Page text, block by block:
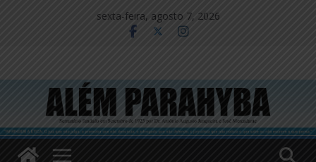
sexta-feira, agosto 7, 2026